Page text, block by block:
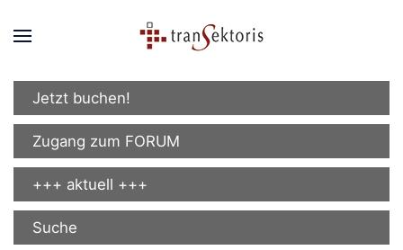
Jetzt buchen!
Zugang zum FORUM
+++ aktuell +++
Suche